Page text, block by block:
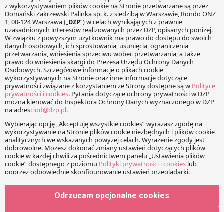
jednak interesujące.
Nowe regulacje
antykorupcyjne a
odpowiedzialność
dyrektorów szpitali
dr Anna Partyka-Opiela
Jędrzej Stępniowski
Odrzucam opcjonalne cookies